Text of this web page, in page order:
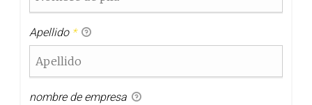
Apellido *
nombre de empresa